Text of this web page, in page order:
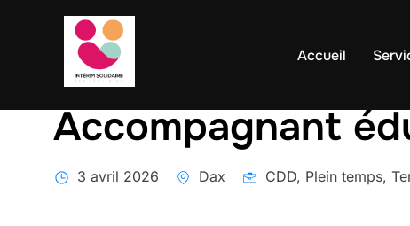
Accueil
Accompagnant
3 avril 2026 Dax CDD, Plein temps,